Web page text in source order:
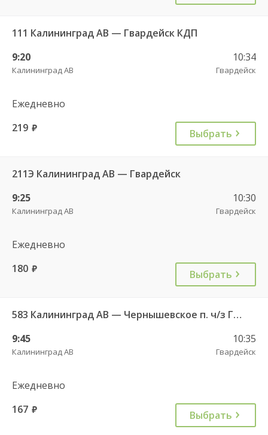
111 Калининград АВ — Гвардейск КДП
9:20
Калининград АВ
10:34
Гвардейск
Ежедневно
219 руб. Выбрать
211Э Калининград АВ — Гвардейск
9:25
Калининград АВ
10:30
Гвардейск
Ежедневно
180 руб. Выбрать
583 Калининград АВ — Чернышевское п. ч/з Гвардейск КДП, Черняховск АС
9:45
Калининград АВ
10:35
Гвардейск
Ежедневно
167 руб. Выбрать